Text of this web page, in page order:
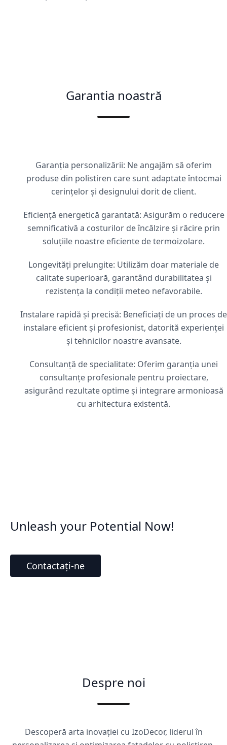
Garantia noastră
Garanția personalizării: Ne angajăm să oferim
produse din polistiren care sunt adaptate întocmai
cerințelor și designului dorit de client.
Eficiență energetică garantată: Asigurăm o reducere
semnificativă a costurilor de încălzire și răcire prin
soluțiile noastre eficiente de termoizolare.
Longevități prelungite: Utilizăm doar materiale de
calitate superioară, garantând durabilitatea și
rezistența la condiții meteo nefavorabile.
Instalare rapidă și precisă: Beneficiați de un proces de
instalare eficient și profesionist, datorită experienței
și tehnicilor noastre avansate.
Consultanță de specialitate: Oferim garanția unei
consultanțe profesionale pentru proiectare,
asigurând rezultate optime și integrare armonioasă
cu arhitectura existentă.
Unleash your Potential Now!
Contactați-ne
Despre noi
Descoperă arta inovației cu IzoDecor, liderul în